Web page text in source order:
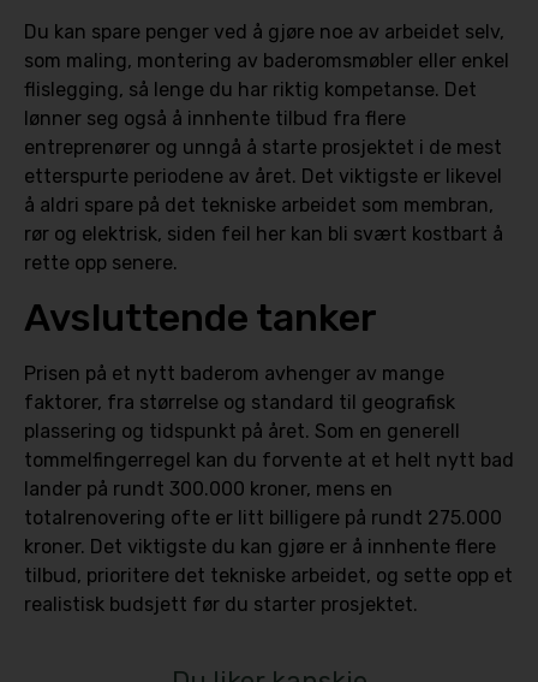
Du kan spare penger ved å gjøre noe av arbeidet selv,
som maling, montering av baderomsmøbler eller enkel
flislegging, så lenge du har riktig kompetanse. Det
lønner seg også å innhente tilbud fra flere
entreprenører og unngå å starte prosjektet i de mest
etterspurte periodene av året. Det viktigste er likevel
å aldri spare på det tekniske arbeidet som membran,
rør og elektrisk, siden feil her kan bli svært kostbart å
rette opp senere.
Avsluttende tanker
Prisen på et nytt baderom avhenger av mange
faktorer, fra størrelse og standard til geografisk
plassering og tidspunkt på året. Som en generell
tommelfingerregel kan du forvente at et helt nytt bad
lander på rundt 300.000 kroner, mens en
totalrenovering ofte er litt billigere på rundt 275.000
kroner. Det viktigste du kan gjøre er å innhente flere
tilbud, prioritere det tekniske arbeidet, og sette opp et
realistisk budsjett før du starter prosjektet.